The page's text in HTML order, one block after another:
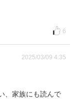
6
2025/03/09 4:35
、家族にも読んで